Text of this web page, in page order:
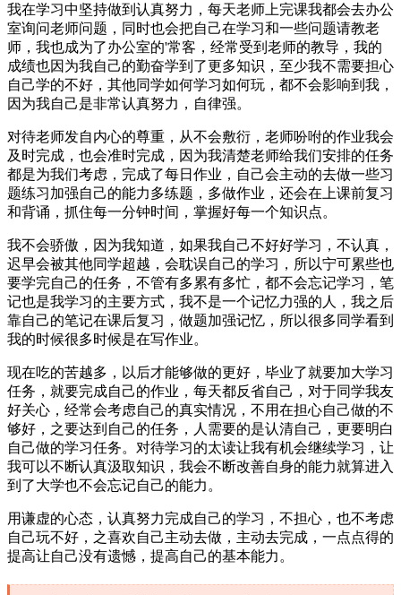
我在学习中坚持做到认真努力，每天老师上完课我都会去办公
室询问老师问题，同时也会把自己在学习和一些问题请教老
师，我也成为了办公室的'常客，经常受到老师的教导，我的
成绩也因为我自己的勤奋学到了更多知识，至少我不需要担心
自己学的不好，其他同学如何学习如何玩，都不会影响到我，
因为我自己是非常认真努力，自律强。
对待老师发自内心的尊重，从不会敷衍，老师吩咐的作业我会
及时完成，也会准时完成，因为我清楚老师给我们安排的任务
都是为我们考虑，完成了每日作业，自己会主动的去做一些习
题练习加强自己的能力多练题，多做作业，还会在上课前复习
和背诵，抓住每一分钟时间，掌握好每一个知识点。
我不会骄傲，因为我知道，如果我自己不好好学习，不认真，
迟早会被其他同学超越，会耽误自己的学习，所以宁可累些也
要学完自己的任务，不管有多累有多忙，都不会忘记学习，笔
记也是我学习的主要方式，我不是一个记忆力强的人，我之后
靠自己的笔记在课后复习，做题加强记忆，所以很多同学看到
我的时候很多时候是在写作业。
现在吃的苦越多，以后才能够做的更好，毕业了就要加大学习
任务，就要完成自己的作业，每天都反省自己，对于同学我友
好关心，经常会考虑自己的真实情况，不用在担心自己做的不
够好，之要达到自己的任务，人需要的是认清自己，更要明白
自己做的学习任务。对待学习的太读让我有机会继续学习，让
我可以不断认真汲取知识，我会不断改善自身的能力就算进入
到了大学也不会忘记自己的能力。
用谦虚的心态，认真努力完成自己的学习，不担心，也不考虑
自己玩不好，之喜欢自己主动去做，主动去完成，一点点得的
提高让自己没有遗憾，提高自己的基本能力。